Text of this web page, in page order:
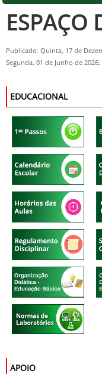
ESPAÇO
Publicado: Quinta, 17 de
Segunda, 01 de Junho de 2026,
EDUCACIONAL
APOIO